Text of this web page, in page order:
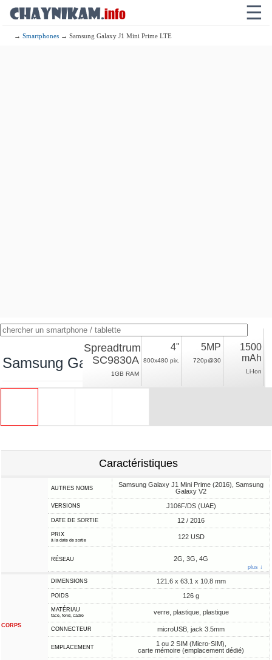
☰
→Smartphones → Samsung Galaxy J1 Mini Prime LTE
Samsung Galaxy J1 Mini Prime LTE
Spreadtrum
SC9830A
1GB RAM
4"
800x480 pix.
5MP
720p@30
1500
mAh
Li-Ion
Caractéristiques
AUTRES NOMS
Samsung Galaxy J1 Mini Prime (2016), Samsung
Galaxy V2
VERSIONS J106F/DS (UAE)
DATE DE SORTIE 12 / 2016
PRIX
à la date de sortie 122 USD
RÉSEAU 2G, 3G, 4G
plus ↓
CORPS
DIMENSIONS 121.6 x 63.1 x 10.8 mm
POIDS 126 g
MATÉRIAU
face, fond, cadre verre, plastique, plastique
CONNECTEUR microUSB, jack 3.5mm
EMPLACEMENT
1 ou 2 SIM (Micro-SIM),
carte mémoire (emplacement dédié)